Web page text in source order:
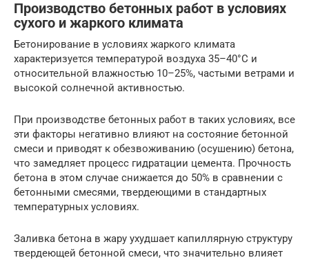
Производство бетонных работ в условиях
сухого и жаркого климата
Бетонирование в условиях жаркого климата
характеризуется температурой воздуха 35–40°С и
относительной влажностью 10–25%, частыми ветрами и
высокой солнечной активностью.
При производстве бетонных работ в таких условиях, все
эти факторы негативно влияют на состояние бетонной
смеси и приводят к обезвоживанию (осушению) бетона,
что замедляет процесс гидратации цемента. Прочность
бетона в этом случае снижается до 50% в сравнении с
бетонными смесями, твердеющими в стандартных
температурных условиях.
Заливка бетона в жару ухудшает капиллярную структуру
твердеющей бетонной смеси, что значительно влияет